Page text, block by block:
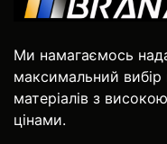
Ми намагаємось
максимальний вибір
матеріалів з
цінами.